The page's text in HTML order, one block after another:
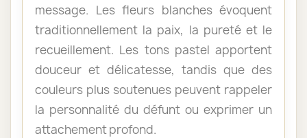
message. Les fleurs blanches évoquent
traditionnellement la paix, la pureté et le
recueillement. Les tons pastel apportent
douceur et délicatesse, tandis que des
couleurs plus soutenues peuvent rappeler
la personnalité du défunt ou exprimer un
attachement profond.